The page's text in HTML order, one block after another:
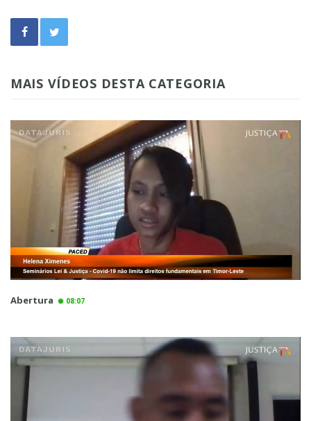
MAIS VÍDEOS DESTA CATEGORIA
Abertura 08:07